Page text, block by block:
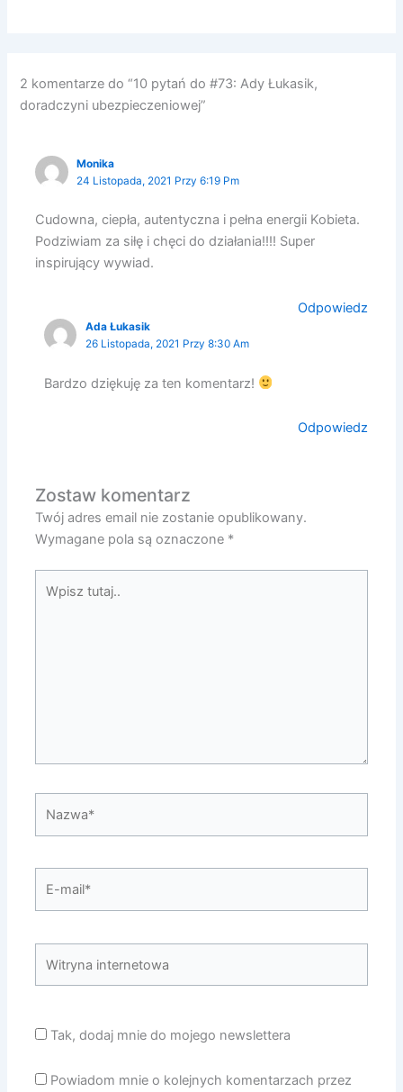
2 komentarze do “10 pytań do #73: Ady Łukasik,
doradczyni ubezpieczeniowej”
Monika
24 Listopada, 2021 Przy 6:19 Pm
Cudowna, ciepła, autentyczna i pełna energii Kobieta.
Podziwiam za siłę i chęci do działania!!!! Super
inspirujący wywiad.
Odpowiedz
Ada Łukasik
26 Listopada, 2021 Przy 8:30 Am
Bardzo dziękuję za ten komentarz!
Odpowiedz
Zostaw komentarz
Twój adres email nie zostanie opublikowany.
Wymagane pola są oznaczone *
tutaj..
mail*
internetowa
Tak, dodaj mnie do mojego newslettera
Powiadom mnie o kolejnych komentarzach przez